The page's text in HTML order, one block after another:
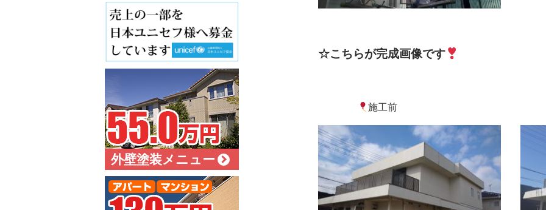
☆こちらが完成画像です
施工
外壁塗装メニュー